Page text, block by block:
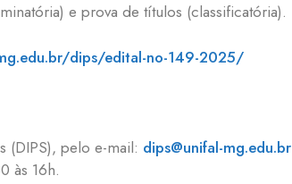
e prova de títulos (classificatória).
dips/edital-no-149-2025/
(DIPS), pelo e-mail: dips@unifal-mg.edu.br
às 16h.